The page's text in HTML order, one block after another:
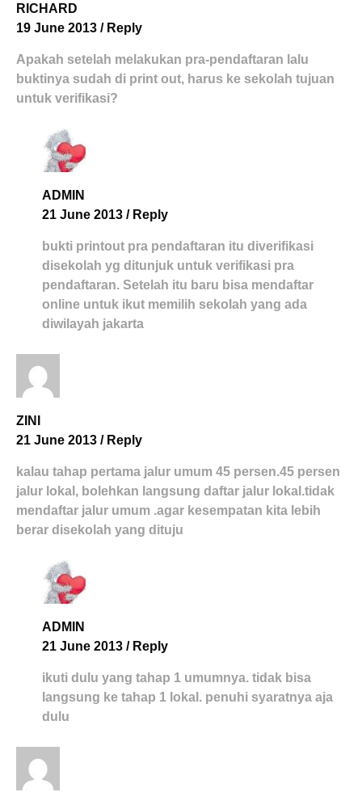
RICHARD
19 June 2013 / Reply
Apakah setelah melakukan pra-pendaftaran lalu
buktinya sudah di print out, harus ke sekolah tujuan
untuk verifikasi?
ADMIN
21 June 2013 / Reply
bukti printout pra pendaftaran itu diverifikasi
disekolah yg ditunjuk untuk verifikasi pra
pendaftaran. Setelah itu baru bisa mendaftar
online untuk ikut memilih sekolah yang ada
diwilayah jakarta
ZINI
21 June 2013 / Reply
kalau tahap pertama jalur umum 45 persen.45 persen
jalur lokal, bolehkan langsung daftar jalur lokal.tidak
mendaftar jalur umum .agar kesempatan kita lebih
berar disekolah yang dituju
ADMIN
21 June 2013 / Reply
ikuti dulu yang tahap 1 umumnya. tidak bisa
langsung ke tahap 1 lokal. penuhi syaratnya aja
dulu